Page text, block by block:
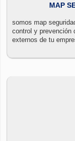
MAP
somos map
control y prevención
externos de tu
minería, tienda